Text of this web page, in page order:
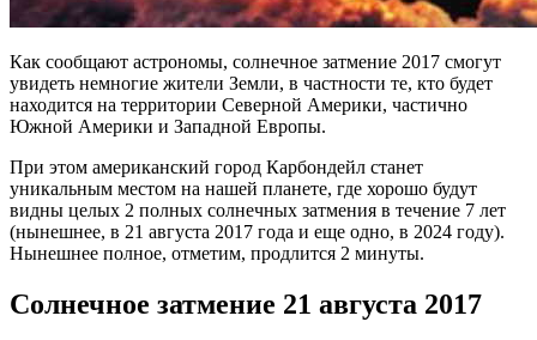
Как сообщают астрономы, солнечное затмение 2017 смогут
увидеть немногие жители Земли, в частности те, кто будет
находится на территории Северной Америки, частично
Южной Америки и Западной Европы.
При этом американский город Карбондейл станет
уникальным местом на нашей планете, где хорошо будут
видны целых 2 полных солнечных затмения в течение 7 лет
(нынешнее, в 21 августа 2017 года и еще одно, в 2024 году).
Нынешнее полное, отметим, продлится 2 минуты.
Солнечное затмение 21 августа 2017